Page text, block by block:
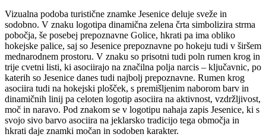
Vizualna podoba turistične znamke Jesenice deluje sveže in
sodobno. V znaku logotipa dinamična zelena črta simbolizira strma
pobočja, še posebej prepoznavne Golice, hkrati pa ima obliko
hokejske palice, saj so Jesenice prepoznavne po hokeju tudi v širšem
mednarodnem prostoru. V znaku so prisotni tudi poln rumen krog in
trije cvetni listi, ki asociirajo na značilna polja narcis – ključavnic, po
katerih so Jesenice danes tudi najbolj prepoznavne. Rumen krog
asociira tudi na hokejski plošček, s premišljenim naborom barv in
dinamičnih linij pa celoten logotip asociira na aktivnost, vzdržljivost,
moč in naravo. Pod znakom se v logotipu nahaja zapis Jesenice, ki s
svojo sivo barvo asociira na jeklarsko tradicijo tega območja in
hkrati daje znamki močan in sodoben karakter.